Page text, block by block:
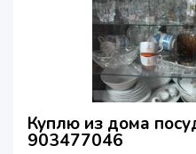
Куплю из дома
903477046